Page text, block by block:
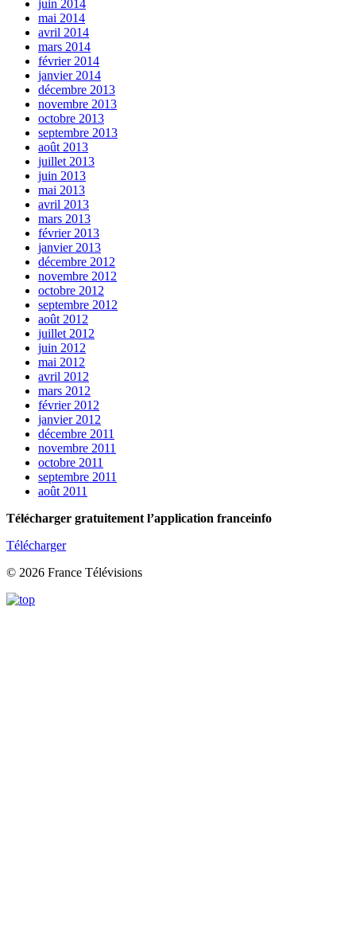
juin 2014
mai 2014
avril 2014
mars 2014
février 2014
janvier 2014
décembre 2013
novembre 2013
octobre 2013
septembre 2013
août 2013
juillet 2013
juin 2013
mai 2013
avril 2013
mars 2013
février 2013
janvier 2013
décembre 2012
novembre 2012
octobre 2012
septembre 2012
août 2012
juillet 2012
juin 2012
mai 2012
avril 2012
mars 2012
février 2012
janvier 2012
décembre 2011
novembre 2011
octobre 2011
septembre 2011
août 2011
Télécharger gratuitement l’application franceinfo
Télécharger
© 2026 France Télévisions